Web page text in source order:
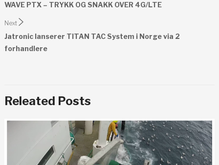
WAVE PTX – TRYKK OG SNAKK OVER 4G/LTE
Next
Jatronic lanserer TITAN TAC System i Norge via 2
forhandlere
Releated Posts